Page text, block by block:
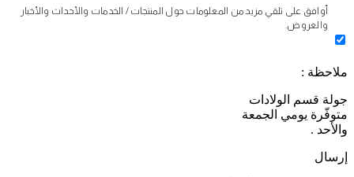
أوافق على تلقي مزيد من المعلومات حول المنتجات / الخدمات والأحداث والأخبار
والعروض.
ملاحظة :
جولة قسم الولادات
متوفّرة يومي الجمعة
والأحد .
إرسال